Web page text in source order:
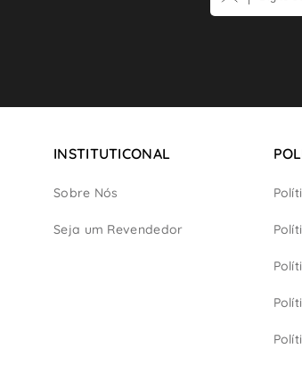
INSTITUTICONAL
Sobre Nós
Seja um Revendedor